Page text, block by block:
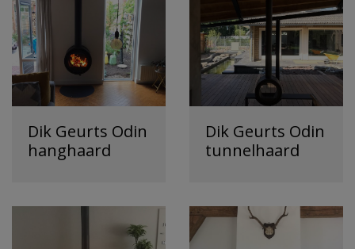
Dik Geurts Odin
hanghaard
Dik Geurts Odin
tunnelhaard